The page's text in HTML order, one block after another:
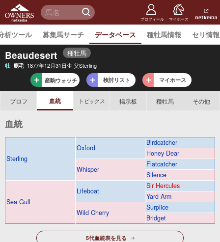
netkeiba
オーナー
ズ プロフィール マイホース
析ツール 募集馬サーチ データベース 種牡馬情報 セリ情報
Beaudesert 種牡馬
牡 鹿毛 1877年12月31日生 父Sterling
産駒ウォッチ 検討リスト マイホース
プロフ 血統 トピックス 掲示板 種牡馬 その他
血統
Sterling
Oxford
Birdcatcher
Honey Dear
Whisper
Flatcatcher
Silence
Sea Gull
Lifeboat
Sir Hercules
Yard Arm
Wild Cherry
Surplice
Bridget
5代血統表を見る